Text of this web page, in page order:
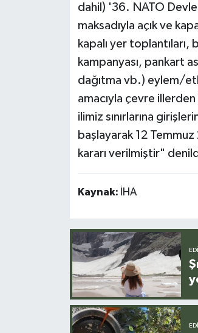
dahil) '36. NATO
maksadıyla açık ve
kapalı yer toplantıları,
kampanyası, pankart
dağıtma vb.) eylem/
amacıyla çevre
ilimiz sınırlarına
başlayarak 12
kararı verilmiştir"
Kaynak: İHA